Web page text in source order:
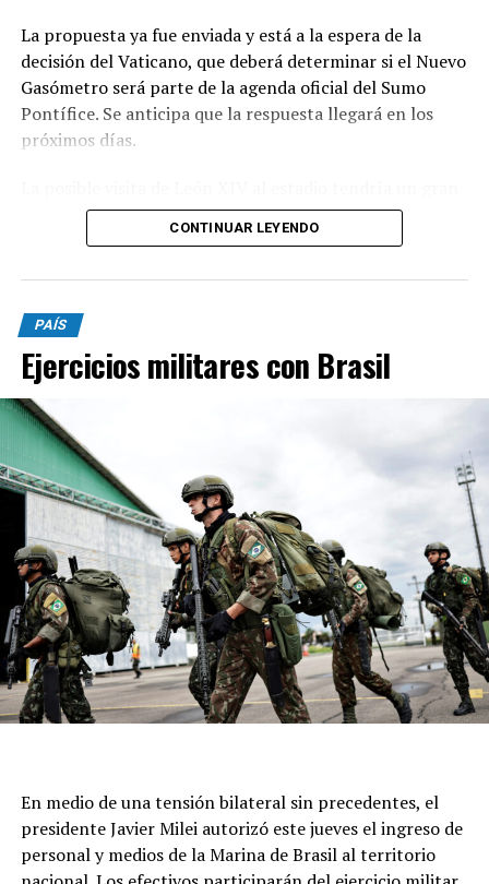
La propuesta ya fue enviada y está a la espera de la
decisión del Vaticano, que deberá determinar si el Nuevo
Gasómetro será parte de la agenda oficial del Sumo
Pontífice. Se anticipa que la respuesta llegará en los
próximos días.
significado simbólico para San Lorenzo, dado el
histórico vínculo entre la institución y la Iglesia
El club fue fundado por el padre Lorenzo Massa y
mantiene una conexión cercana con Jorge Bergoglio,
conocido hincha y uno de los socios más representativos
del Ciclón.
Además, León XIV, como sucesor de Francisco, podría
rendir un homenaje implícito al legado de Bergoglio,
quien es considerado un referente de la Iglesia Católica.
CONTINUAR LEYENDO
PAÍS
Ejercicios militares con Brasil
En medio de una tensión bilateral sin precedentes, el
presidente Javier Milei autorizó este jueves el ingreso de
personal y medios de la Marina de Brasil al territorio